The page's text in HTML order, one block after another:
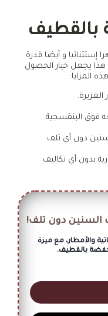
إستثنائيا و أيضا قدرة
يجعل خيار الحصول
المزايا:
الغزيرة.
فوق البنفسجية.
دون أي تلف.
بدون أي تكاليف
دون تلف!
والأمطار، مع ميزة
بالقطيف.